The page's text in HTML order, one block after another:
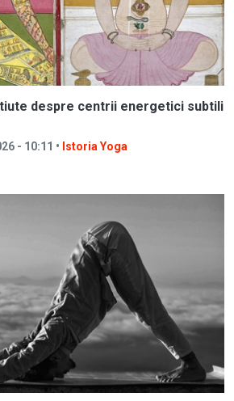
despre centrii energetici subtili
- 10:11 • Istoria Yoga